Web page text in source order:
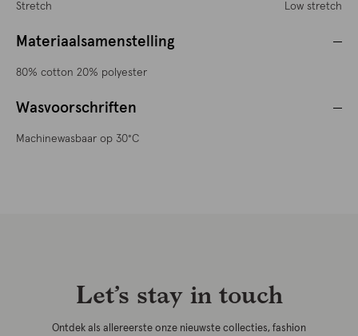
Stretch
Low stretch
Materiaalsamenstelling
80% cotton 20% polyester
Wasvoorschriften
Machinewasbaar op 30°C
Let’s stay in touch
Ontdek als allereerste onze nieuwste collecties, fashion